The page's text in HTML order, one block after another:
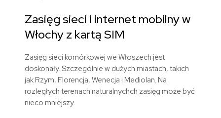
Zasięg sieci i internet mobilnyw
Włochyz kartąSIM
Zasięg sieci komórkowej we Włoszech jest
doskonały. Szczególnie w dużych miastach, takich
jak Rzym, Florencja, Wenecja i Mediolan. Na
rozległych terenach naturalnychch zasięg może być
nieco mniejszy.